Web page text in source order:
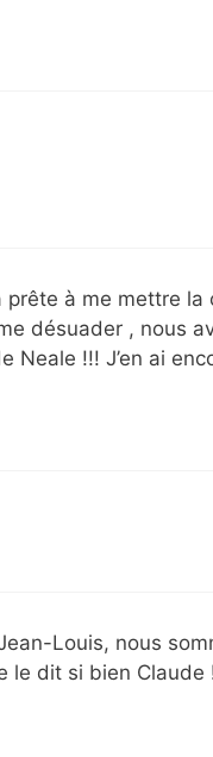
prête à me mettre
désuader , nous
!!! J’en ai
Louis, nous
le dit si bien Claude